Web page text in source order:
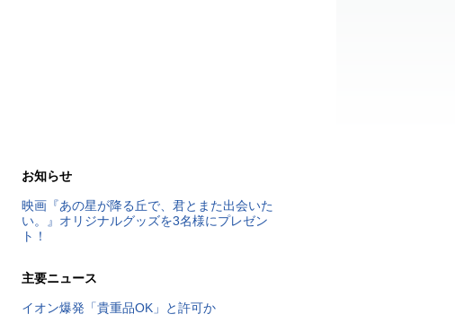
お知らせ
映画『あの星が降る丘で、君とまた出会いた
い。』オリジナルグッズを3名様にプレゼン
ト！
主要ニュース
イオン爆発「貴重品OK」と許可か